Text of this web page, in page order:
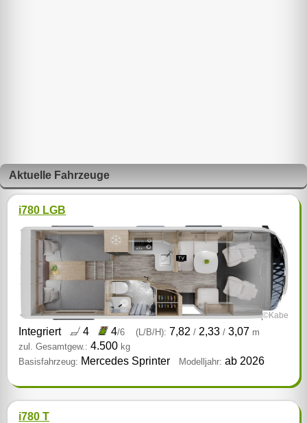
Aktuelle Fahrzeuge
i780 LGB
©Kabe
Integriert 4 4/6 (L/B/H): 7,82/ 2,33/ 3,07 m
zul. Gesamtgew.: 4.500 kg
Basisfahrzeug: Mercedes Sprinter Modelljahr: ab 2026
i780 T